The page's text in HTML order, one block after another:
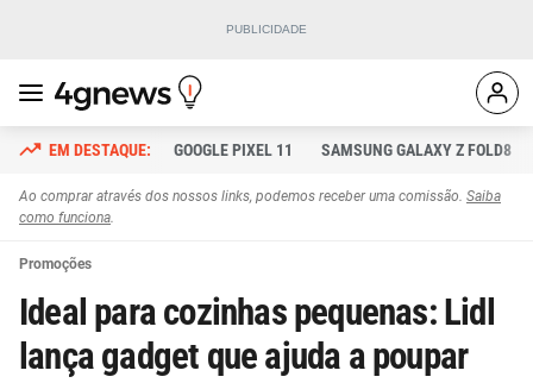
GOOGLE PIXEL 11 SAMSUNG GALAXY Z FOLD8
Ao comprar através dos nossos links, podemos receber uma comissão. Saiba
como funciona.
Promoções
Ideal para cozinhas pequenas: Lidl
lança gadget que ajuda a poupar